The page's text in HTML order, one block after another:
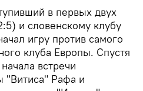
в первых двух
и словенскому клубу
игру против самого
клуба Европы. Спустя
встречи
"Витиса" Рафа и